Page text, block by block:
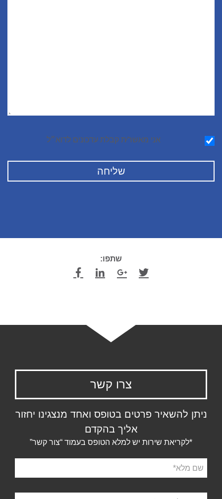
הודעה
אני מאשר∕ת קבלת עדכונים לדוא״ל
שתפו:
צרו קשר
ניתן להשאיר פרטים בטופס ואחד מנצגינו יחזור
אליך בהקדם
*לקריאת שירות יש למלא הטופס בעמוד “צור קשר”